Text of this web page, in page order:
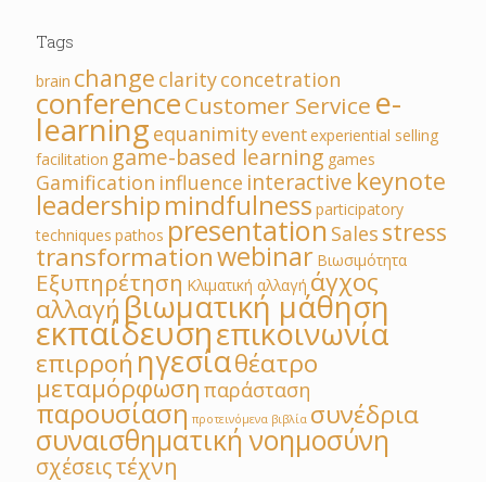
Tags
brain change clarityconcetration
conferenceCustomer Service e-
learning equanimityeventexperiential selling
facilitation game-based learning games
Gamification influence interactive keynote
leadershipmindfulness participatory
techniques pathos presentation Sales stress
transformationwebinar Βιωσιμότητα
Εξυπηρέτηση Κλιματική αλλαγή άγχος
αλλαγή βιωματική μάθηση
εκπαίδευσηεπικοινωνία
επιρροή ηγεσίαθέατρο
μεταμόρφωση παράσταση
παρουσίαση προτεινόμενα βιβλία συνέδρια
συναισθηματική νοημοσύνη
σχέσειςτέχνη